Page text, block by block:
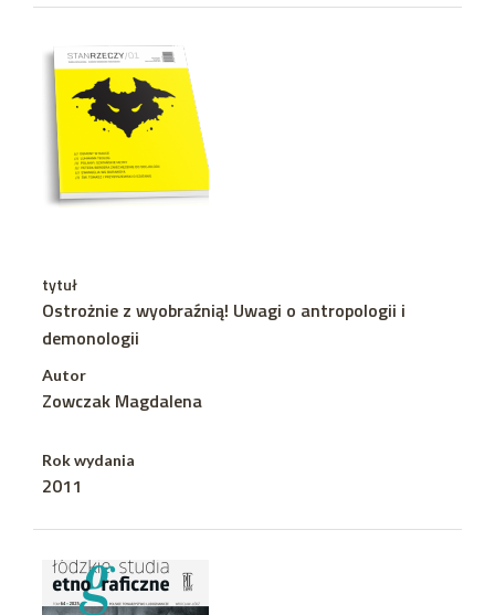
tytuł
Ostrożnie z wyobraźnią! Uwagi o antropologii i
demonologii
Autor
Zowczak Magdalena
Rok wydania
2011